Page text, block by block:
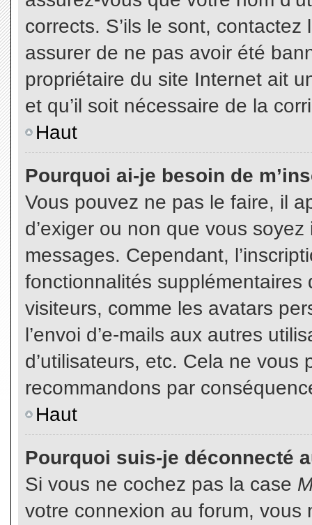
corrects. S’ils le sont,
assurer de ne pas avoir été
propriétaire du site Internet ait
et qu’il soit nécessaire de la
Haut
Pourquoi ai-je besoin de
Vous pouvez ne pas le faire, il
d’exiger ou non que vous
messages. Cependant,
fonctionnalités
visiteurs, comme les avatars
l’envoi d’e-mails aux autres
d’utilisateurs, etc. Cela ne vous
recommandons par
Haut
Pourquoi suis-je déconnecté
Si vous ne cochez pas la case
votre connexion au forum,